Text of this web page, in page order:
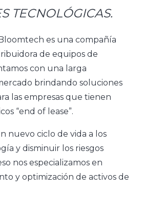
TECNOLÓGICAS.
Bloomtech es una compañía
de equipos de
con una larga
brindando soluciones
las empresas que tienen
“end of lease”.
nuevo ciclo de vida a los
y disminuir los riesgos
nos especializamos en
y optimización de activos de